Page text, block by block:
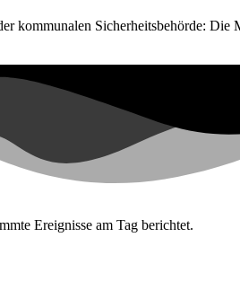
kommunalen Sicherheitsbehörde:
Ereignisse am Tag berichtet.